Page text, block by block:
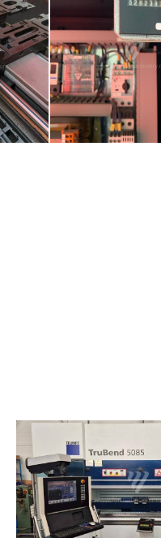
Año de fabricación:
Sistema de control
Fuerza de presión
Longitud de plegado
Número de ejes accionados
Compensación del
movimiento bajo